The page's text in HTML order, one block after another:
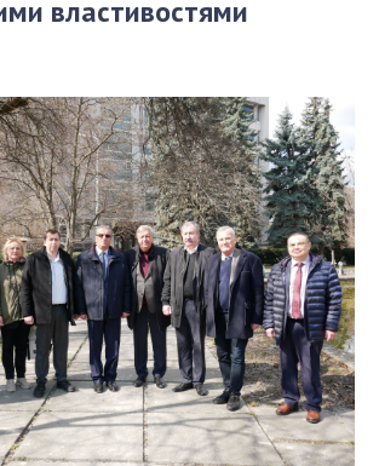
України
технічних і математичних
і біологічних наук
і гуманітарних наук
Президії
та комісії
МОН та НАН України
властивостями